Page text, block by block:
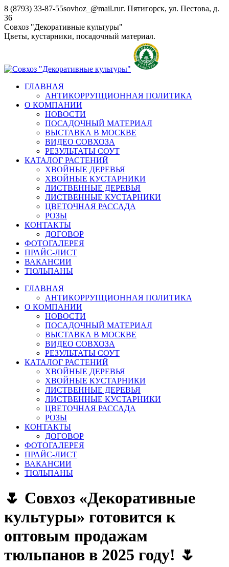
Перейти
к
содержанию
8 (8793) 33-87-55sovhoz_@mail.ruг. Пятигорск, ул. Пестова, д.
36
Совхоз "Декоративные культуры"
Цветы, кустарники, посадочный материал.
ГЛАВНАЯ
АНТИКОРРУПЦИОННАЯ ПОЛИТИКА
О КОМПАНИИ
НОВОСТИ
ПОСАДОЧНЫЙ МАТЕРИАЛ
ВЫСТАВКА В МОСКВЕ
ВИДЕО СОВХОЗА
РЕЗУЛЬТАТЫ СОУТ
КАТАЛОГ РАСТЕНИЙ
ХВОЙНЫЕ ДЕРЕВЬЯ
ХВОЙНЫЕ КУСТАРНИКИ
ЛИСТВЕННЫЕ ДЕРЕВЬЯ
ЛИСТВЕННЫЕ КУСТАРНИКИ
ЦВЕТОЧНАЯ РАССАДА
РОЗЫ
КОНТАКТЫ
ДОГОВОР
ФОТОГАЛЕРЕЯ
ПРАЙС-ЛИСТ
ВАКАНСИИ
ТЮЛЬПАНЫ
ГЛАВНАЯ
АНТИКОРРУПЦИОННАЯ ПОЛИТИКА
О КОМПАНИИ
НОВОСТИ
ПОСАДОЧНЫЙ МАТЕРИАЛ
ВЫСТАВКА В МОСКВЕ
ВИДЕО СОВХОЗА
РЕЗУЛЬТАТЫ СОУТ
КАТАЛОГ РАСТЕНИЙ
ХВОЙНЫЕ ДЕРЕВЬЯ
ХВОЙНЫЕ КУСТАРНИКИ
ЛИСТВЕННЫЕ ДЕРЕВЬЯ
ЛИСТВЕННЫЕ КУСТАРНИКИ
ЦВЕТОЧНАЯ РАССАДА
РОЗЫ
КОНТАКТЫ
ДОГОВОР
ФОТОГАЛЕРЕЯ
ПРАЙС-ЛИСТ
ВАКАНСИИ
ТЮЛЬПАНЫ
🌷 Совхоз «Декоративные
культуры» готовится к
оптовым продажам
тюльпанов в 2025 году! 🌷